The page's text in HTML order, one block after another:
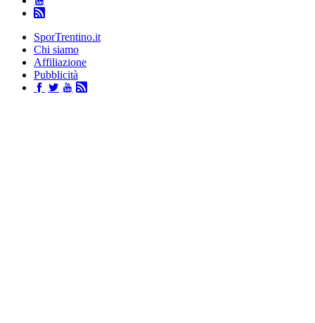
SporTrentino.it
Chi siamo
Affiliazione
Pubblicità